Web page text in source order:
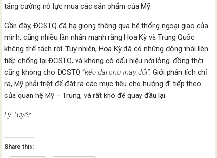
tăng cường nỗ lực mua các sản phẩm của Mỹ.
Gần đây, ĐCSTQ đã hạ giọng thông qua hệ thống ngoại giao của
mình, cũng nhiều lần nhấn mạnh rằng Hoa Kỳ và Trung Quốc
không thể tách rời. Tuy nhiên, Hoa Kỳ đã có những động thái liên
tiếp chống lại ĐCSTQ, và không có dấu hiệu nới lỏng, đồng thời
cũng không cho ĐCSTQ “kéo dài chờ thay đổi”. Giới phân tích chỉ
ra, Mỹ phải triệt để đặt ra các mục tiêu cho hướng đi tiếp theo
của quan hệ Mỹ – Trung, và rất khó để quay đầu lại.
Lý Tuyên
Share this: